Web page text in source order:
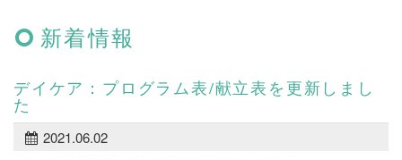
新着情報
デイケア：プログラム表/献立表を更新しまし
た
2021.06.02